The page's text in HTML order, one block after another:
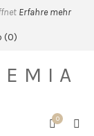
Erfahre mehr
0
0